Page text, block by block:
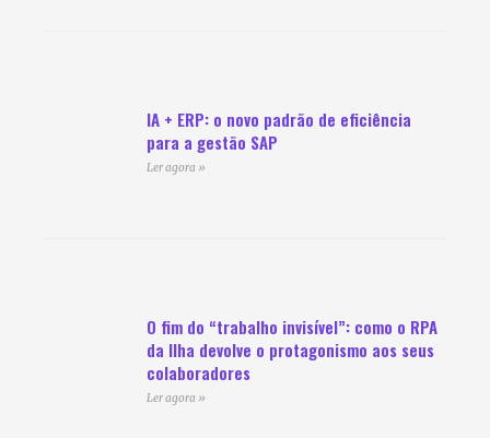
IA + ERP: o novo padrão de eficiência
para a gestão SAP
Ler agora »
O fim do “trabalho invisível”: como o RPA
da Ilha devolve o protagonismo aos seus
colaboradores
Ler agora »